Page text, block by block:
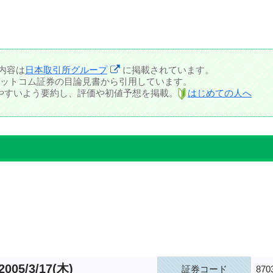
容は日本取引所グループ
に掲載されています。
トコム証券の目論見書から引用しています。
いよう要約し、評価や初値予想を掲載。
はじめての人へ
3/17(木) 証券コード